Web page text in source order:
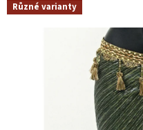
Různé varianty